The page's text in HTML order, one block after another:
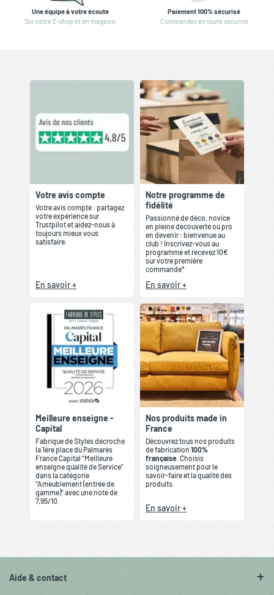
Une équipe à votre écoute
Sur notre E-shop et en magasin
Paiement 100% sécurisé
Commandez en toute sécurité
Votre avis compte
Votre avis compte : partagez
votre expérience sur
Trustpilot et aidez-nous à
toujours mieux vous
satisfaire.
En savoir +
Notre programme de
fidélité
Passionné de déco, novice
en pleine découverte ou pro
en devenir : bienvenue au
club ! Inscrivez-vous au
programme et recevez 10€
sur votre première
commande*
En savoir +
Meilleure enseigne -
Capital
Fabrique de Styles décroche
la 1ère place du Palmarès
France Capital “Meilleure
enseigne qualité de Service”
dans la catégorie
“Ameublement (entrée de
gamme)” avec une note de
7,95/10.
Nos produits made in
France
Découvrez tous nos produits
de fabrication 100%
française . Choisis
soigneusement pour le
savoir-faire et la qualité des
produits.
En savoir +
Aide & contact